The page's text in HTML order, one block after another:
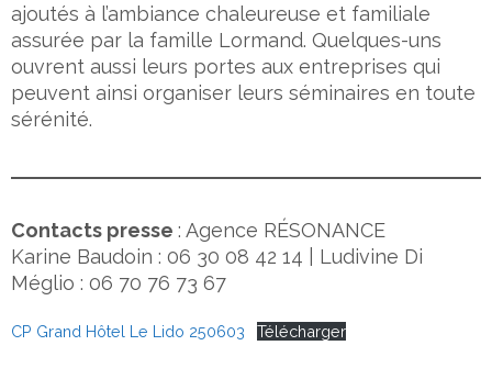
ajoutés à l’ambiance chaleureuse et familiale
assurée par la famille Lormand. Quelques-uns
ouvrent aussi leurs portes aux entreprises qui
peuvent ainsi organiser leurs séminaires en toute
sérénité.
Contacts presse : Agence RÉSONANCE
Karine Baudoin : 06 30 08 42 14 | Ludivine Di
Méglio : 06 70 76 73 67
CP Grand Hôtel Le Lido 250603 Télécharger